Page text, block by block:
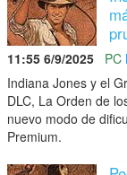
11:55 6/9/2025 PC
Indiana Jones y el
DLC, La Orden de
nuevo modo de
Premium.